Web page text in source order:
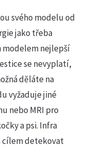
svého modelu od
jako třeba
modelem nejlepší
se nevyplatí,
děláte na
vyžaduje jiné
nebo MRI pro
a psi. Infra
cílem detekovat